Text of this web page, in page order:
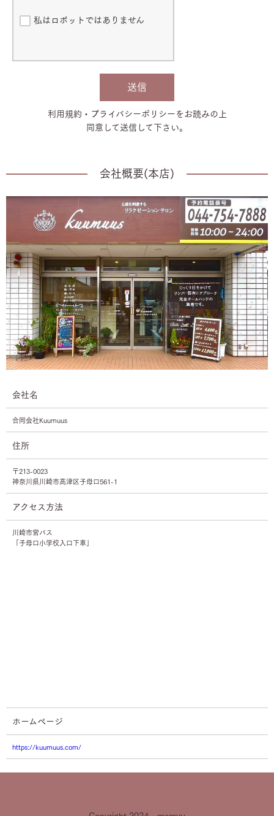
定後の規約は、当サロンのホームページに掲載した時点で効力を
生じます。
本規約の解釈・適用については、日本法を準拠法とします。
場合は、速やかに対応いたします。
必要に応じて本ポリシーを改定することがあります。改定後の内
容は、当サロンのホームページに掲載した時点で効力を持ちま
当サロンの施術は医療行為ではありません。施術中・施術後の体
■お問い合わせ窓口
本ポリシーに関するお問い合わせは、当サロンまでご連絡くだ
【予約方法】
・公式LINE
・InstagramのDM
【その他お問合せ方法】
・公式LINE
・InstagramのDM
・電話
・ホームページのお問い合わせフォーム
私はロボットではありません
送信
利用規約・プライバシーポリシーをお読みの上
同意して送信して下さい。
会社概要(本店)
会社名
合同会社Kuumuus
住所
〒213-0023
神奈川県川崎市高津区子母口561-1
アクセス方法
川崎市営バス
「子母口小学校入口下車」
ホームページ
https://kuumuus.com/